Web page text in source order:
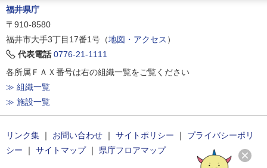
福井県庁
〒910-8580
福井市大手3丁目17番1号（地図・アクセス ）
代表電話 0776-21-1111
各所属ＦＡＸ番号は右の組織一覧をご覧ください
≫ 組織一覧
≫ 施設一覧
リンク集 ｜ お問い合わせ ｜ サイトポリシー ｜
プライバシーポリ
シー ｜ サイトマップ｜ 県庁フロアマップ